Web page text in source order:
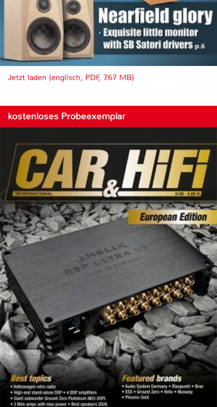
Jetzt laden (englisch, PDF, 7.67 MB)
kostenloses Probeexemplar